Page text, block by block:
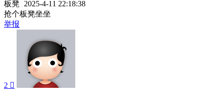
板凳
2025-4-11 22:18:38
抢个板凳坐坐
举报
2 